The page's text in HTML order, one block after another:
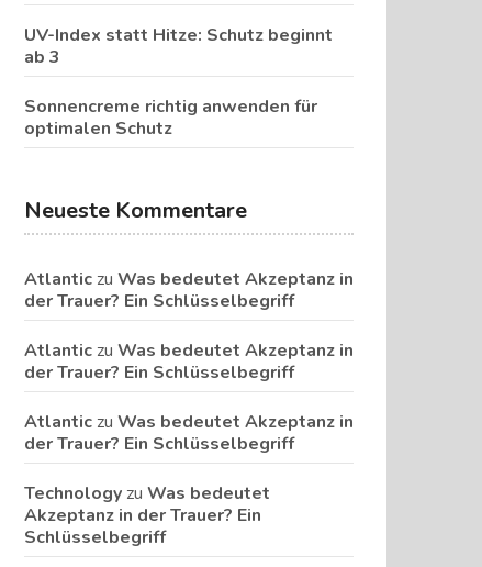
UV-Index statt Hitze: Schutz beginnt
ab 3
Sonnencreme richtig anwenden für
optimalen Schutz
Neueste Kommentare
Atlantic zu Was bedeutet Akzeptanz in
der Trauer? Ein Schlüsselbegriff
Atlantic zu Was bedeutet Akzeptanz in
der Trauer? Ein Schlüsselbegriff
Atlantic zu Was bedeutet Akzeptanz in
der Trauer? Ein Schlüsselbegriff
Technology zu Was bedeutet
Akzeptanz in der Trauer? Ein
Schlüsselbegriff